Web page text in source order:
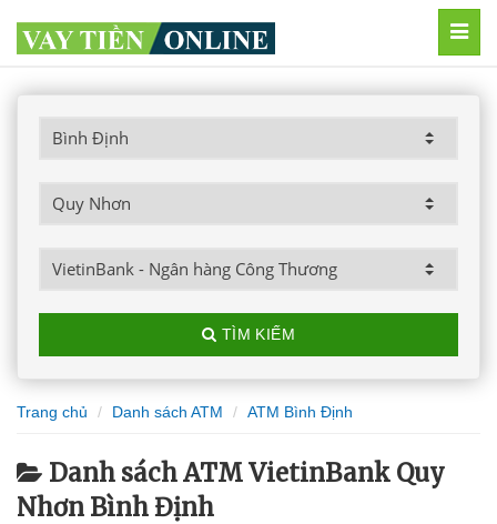
TÌM KIẾM
Trang chủ Danh sách ATM ATM Bình Định
Danh sách ATM VietinBank Quy
Nhơn Bình Định